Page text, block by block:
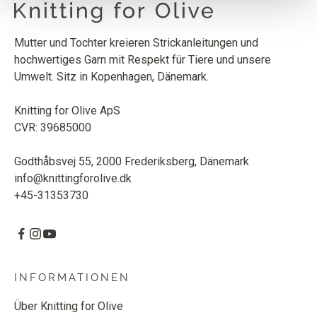
Mutter und Tochter kreieren Strickanleitungen und
hochwertiges Garn mit Respekt für Tiere und unsere
Umwelt. Sitz in Kopenhagen, Dänemark.
Knitting for Olive ApS
CVR: 39685000
Godthåbsvej 55, 2000 Frederiksberg, Dänemark
info@knittingforolive.dk
+45-31353730
INFORMATIONEN
Über Knitting for Olive